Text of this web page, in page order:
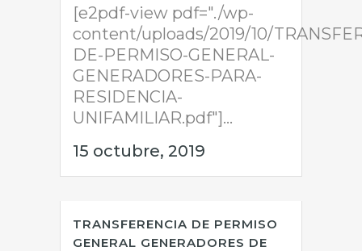
[e2pdf-view pdf="./wp-
content/uploads/2019/10/
DE-PERMISO-GENERAL-
GENERADORES-PARA-
RESIDENCIA-
UNIFAMILIAR.pdf"]...
15 octubre, 2019
TRANSFERENCIA DE PERMISO
GENERAL GENERADORES DE